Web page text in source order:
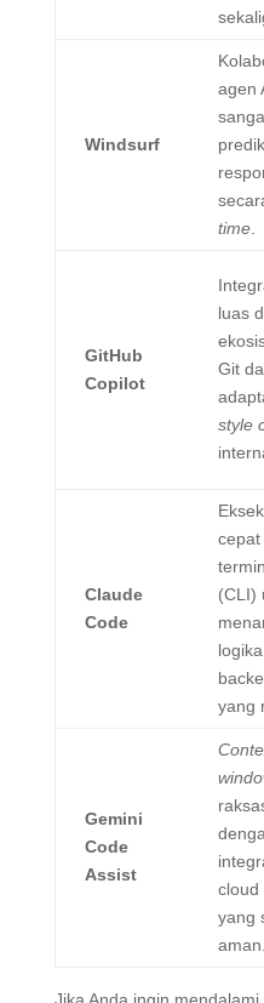
Windsurf
agen
time.
GitHub
Copilot
luas
Git
style
Claude
Code
cepat
(CLI)
logika
yang
Gemini
Code
Assist
cloud
yang
aman.